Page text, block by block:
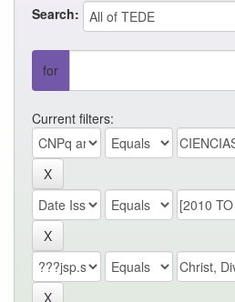
Search:
for
Current filters: